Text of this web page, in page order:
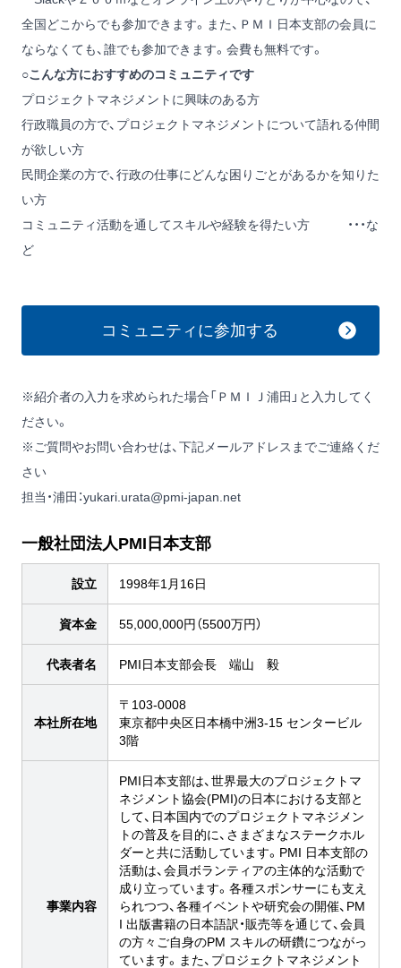
全国どこからでも参加できます。また、ＰＭＩ日本支部の会員に
ならなくても、誰でも参加できます。会費も無料です。
○こんな方におすすめのコミュニティです
プロジェクトマネジメントに興味のある方
行政職員の方で、プロジェクトマネジメントについて語れる仲間
が欲しい方
民間企業の方で、行政の仕事にどんな困りごとがあるかを知りた
い方
コミュニティ活動を通してスキルや経験を得たい方 ・・・な
ど
コミュニティに参加する
※紹介者の入力を求められた場合「ＰＭＩＪ浦田」と入力してく
ださい。
※ご質問やお問い合わせは、下記メールアドレスまでご連絡くだ
さい
担当・浦田：yukari.urata@pmi-japan.net
一般社団法人PMI日本支部
設立 1998年1月16日
資本金 55,000,000円（5500万円）
代表者名 PMI日本支部会長 端山 毅
本社所在地
〒103-0008
東京都中央区日本橋中洲3-15 センタービル
3階
事業内容
PMI日本支部は、世界最大のプロジェクトマ
ネジメント協会(PMI)の日本における支部と
して、日本国内でのプロジェクトマネジメン
トの普及を目的に、さまざまなステークホル
ダーと共に活動しています。PMI 日本支部の
活動は、会員ボランティアの主体的な活動で
成り立っています。各種スポンサーにも支え
られつつ、各種イベントや研究会の開催、PM
I 出版書籍の日本語訳・販売等を通じて、会員
の方々ご自身のPM スキルの研鑽につながっ
ています。また、プロジェクトマネジメント